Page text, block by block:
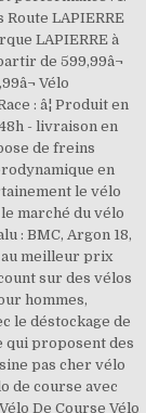
Route LAPIERRE
LAPIERRE à
de 599,99â¬
Vélo
: â¦ Produit en
- livraison en
de freins
en
le vélo
marché du vélo
: BMC, Argon 18,
au meilleur prix
sur des vélos
hommes,
le déstockage de
qui proposent des
pas cher vélo
de course avec
De Course Vélo